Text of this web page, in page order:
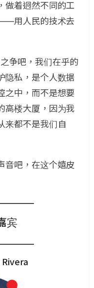
做着迥然不同的工
用人民的技术去
争吧，我们在乎的
隐私，是个人数据
之中，而不是想要
高楼大厦，因为我
来都不是我们自
音吧，在这个嬉皮
宾